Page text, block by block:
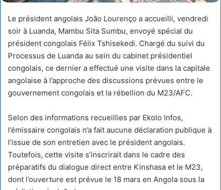
Le président angolais João Lourenço a accueilli, vendredi
soir à Luanda, Mambu Sita Sumbu, envoyé spécial du
président congolais Félix Tshisekedi. Chargé du suivi du
Processus de Luanda au sein du cabinet présidentiel
congolais, ce dernier a effectué une visite dans la capitale
angolaise à l’approche des discussions prévues entre le
gouvernement congolais et la rébellion du M23/AFC.
Selon des informations recueillies par Ekolo Infos,
l’émissaire congolais n’a fait aucune déclaration publique à
l’issue de son entretien avec le président angolais.
Toutefois, cette visite s’inscrirait dans le cadre des
préparatifs du dialogue direct entre Kinshasa et le M23,
dont l’ouverture est prévue le 18 mars en Angola sous la